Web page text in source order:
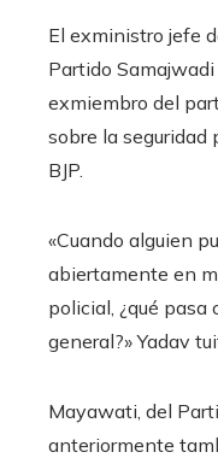
El exministro jefe
Partido Samajwadi
exmiembro del
sobre la seguridad
BJP.
«Cuando alguien
abiertamente en
policial, ¿qué pasa
general?» Yadav
Mayawati, del
anteriormente